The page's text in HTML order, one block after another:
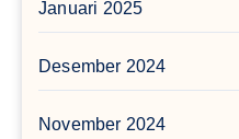
Januari 2025
Desember 2024
November 2024